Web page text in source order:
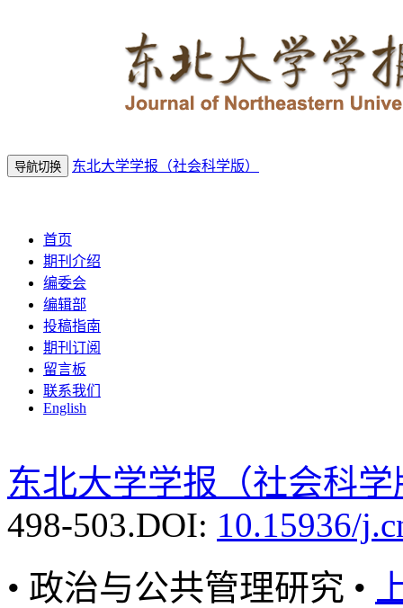
导航切换 东北大学学报（社会科学版）
首页
期刊介绍
编委会
编辑部
投稿指南
期刊订阅
留言板
联系我们
English
东北大学学报（社会科学
498-503.DOI: 10.15936/
• 政治与公共管理研究 •